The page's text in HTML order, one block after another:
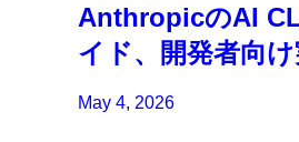
AnthropicのAI
イド、開発者向
May 4, 2026